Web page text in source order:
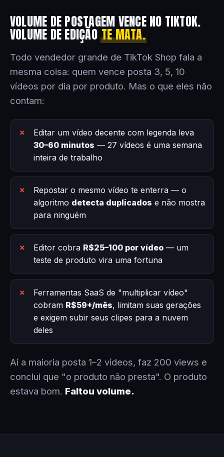
VOLUME DE POSTAGEM VENCE NO TIKTOK.
VOLUME DE EDIÇÃOTE MATA.
Todo vendedor grande de TikTok Shop fala a
mesma coisa: quem vence posta 3, 5, 10
vídeos por dia por produto. Mas o que eles não
contam:
Editar um vídeo decente com legenda leva
30–60 minutos — 27 vídeos é uma semana
inteira de trabalho
Repostar o mesmo vídeo te enterra — o
algoritmo detecta duplicados e não mostra
para ninguém
Editor cobra R$25–100 por vídeo — um
teste de produto vira uma fortuna
Ferramentas SaaS de "multiplicar vídeo"
cobram R$59+/mês, limitam suas gerações
e exigem subir seus clipes para a nuvem
deles
Aí a maioria posta 1–2 vídeos, faz 200 views e
conclui que "o produto não presta". O produto
estava bom. Faltou volume.